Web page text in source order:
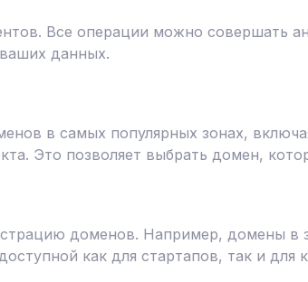
Все операции можно совершать
данных.
в самых популярных зонах,
Это позволяет выбрать домен,
доменов. Например, домены в
как для стартапов, так и для